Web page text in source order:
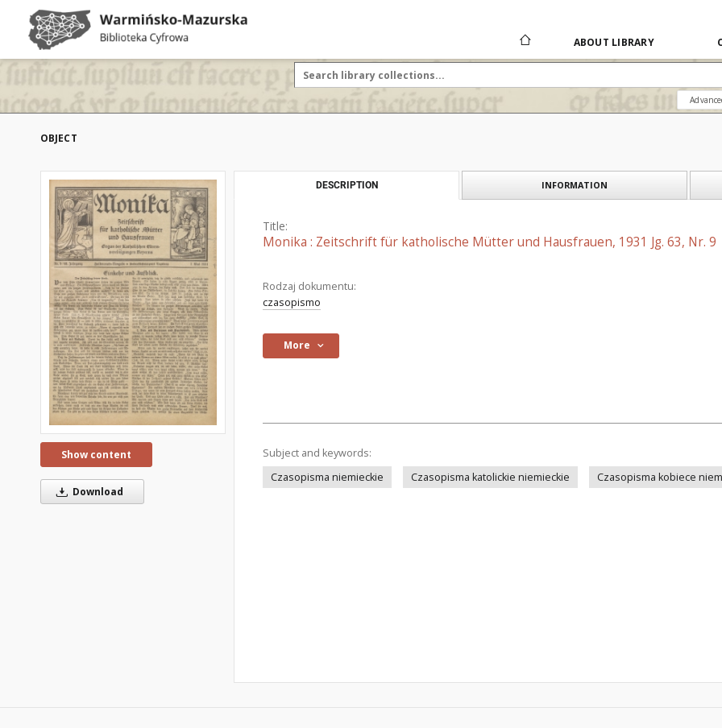
ABOUT LIBRARY
OBJECT
Show content
Download
DESCRIPTION INFORMATION
Title:
Monika : Zeitschrift für katholische Mütter und Hausfrauen, 1931 Jg. 63, Nr. 9
Rodzaj dokumentu:
czasopismo
More
Subject and keywords:
Czasopisma niemieckie
Czasopisma katolickie niemieckie Czasopisma kobiece